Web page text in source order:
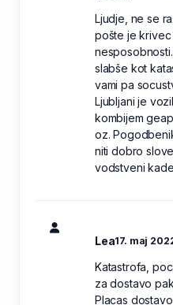
Ljudje, ne se
pošte je
slabše kot
vami pa
Ljubljani je
kombijem
oz.
niti dobro
vodstveni
Lea17. maj
Katastrofa,
za dostavo
Placas